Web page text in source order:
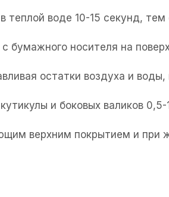
теплой воде 10-15 секунд,
бумажного носителя на
остатки воздуха и
и боковых валиков
верхним покрытием и при